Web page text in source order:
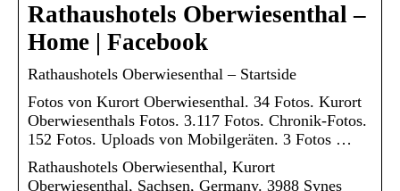
Rathaushotels Oberwiesenthal –
Home | Facebook
Rathaushotels Oberwiesenthal – Startside
Fotos von Kurort Oberwiesenthal. 34 Fotos. Kurort
Oberwiesenthals Fotos. 3.117 Fotos. Chronik-Fotos.
152 Fotos. Uploads von Mobilgeräten. 3 Fotos …
Rathaushotels Oberwiesenthal, Kurort
Oberwiesenthal, Sachsen, Germany. 3988 Synes